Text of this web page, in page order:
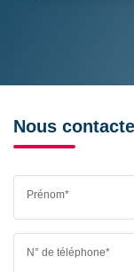
Nous
Prénom*
N° de téléphone*